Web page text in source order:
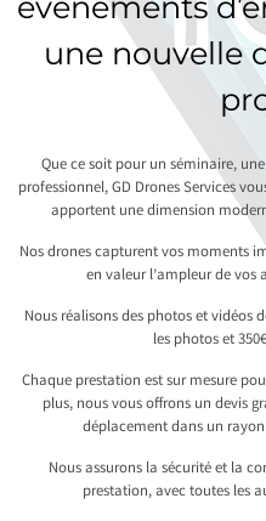
une nouvelle
Que ce soit pour un séminaire,
professionnel, GD Drones Services
apportent une dimension
Nos drones capturent vos moments
en valeur l’ampleur de vos
Nous réalisons des photos et vidéos
les photos et
Chaque prestation est sur mesure
plus, nous vous offrons un devis
déplacement dans un
Nous assurons la sécurité et la
prestation, avec toutes les